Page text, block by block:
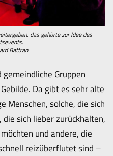
das gehörte zur Idee des
Battran
Gruppen
Da gibt es sehr alte
Menschen, solche, die sich
sich lieber zurückhalten,
und andere, die
reizüberflutet sind –